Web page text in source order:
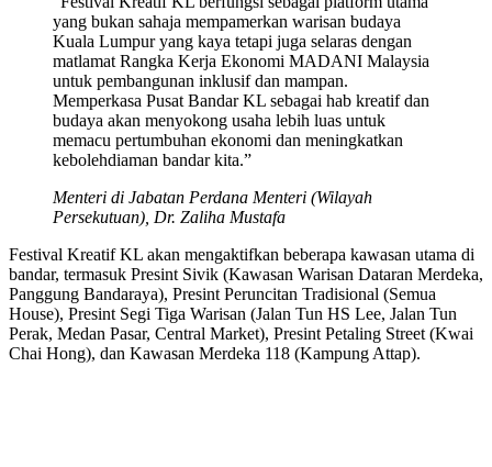
yang bukan sahaja mempamerkan warisan budaya
Kuala Lumpur yang kaya tetapi juga selaras dengan
matlamat Rangka Kerja Ekonomi MADANI Malaysia
untuk pembangunan inklusif dan mampan.
Memperkasa Pusat Bandar KL sebagai hab kreatif dan
budaya akan menyokong usaha lebih luas untuk
memacu pertumbuhan ekonomi dan meningkatkan
kebolehdiaman bandar kita.”
Menteri di Jabatan Perdana Menteri (Wilayah
Persekutuan), Dr. Zaliha Mustafa
Festival Kreatif KL akan mengaktifkan beberapa kawasan utama di
bandar, termasuk Presint Sivik (Kawasan Warisan Dataran Merdeka,
Panggung Bandaraya), Presint Peruncitan Tradisional (Semua
House), Presint Segi Tiga Warisan (Jalan Tun HS Lee, Jalan Tun
Perak, Medan Pasar, Central Market), Presint Petaling Street (Kwai
Chai Hong), dan Kawasan Merdeka 118 (Kampung Attap).